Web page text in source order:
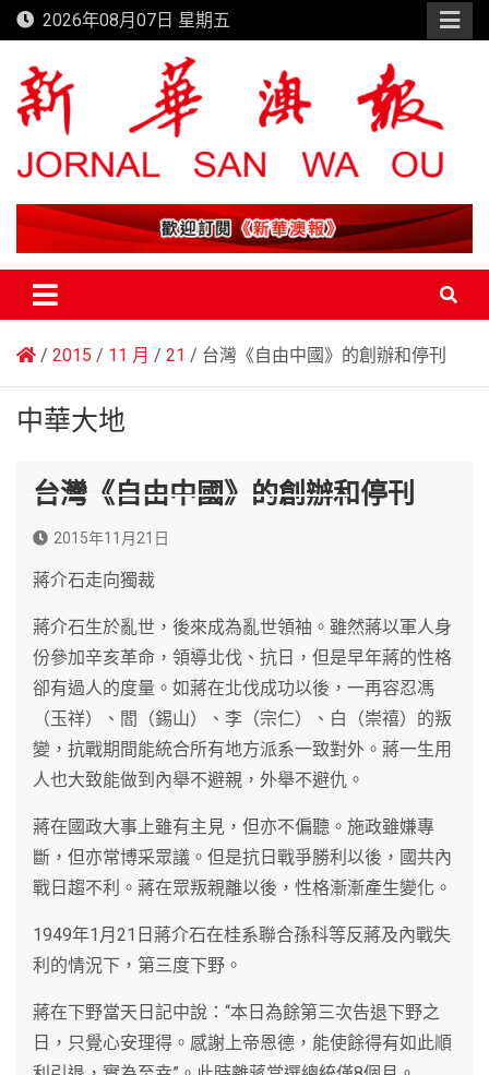
Skip
to
content
2026年08月07日 星期五
新華澳報
2015 11 月 21 台灣《自由中國》的創辦和停刊
中華大地
台灣《自由中國》的創辦和停刊
2015年11月21日
蔣介石走向獨裁
蔣介石生於亂世，後來成為亂世領袖。雖然蔣以軍人身
份參加辛亥革命，領導北伐、抗日，但是早年蔣的性格
卻有過人的度量。如蔣在北伐成功以後，一再容忍馮
（玉祥）、閻（錫山）、李（宗仁）、白（崇禧）的叛
變，抗戰期間能統合所有地方派系一致對外。蔣一生用
人也大致能做到內舉不避親，外舉不避仇。
蔣在國政大事上雖有主見，但亦不偏聽。施政雖嫌專
斷，但亦常博采眾議。但是抗日戰爭勝利以後，國共內
戰日趨不利。蔣在眾叛親離以後，性格漸漸產生變化。
1949年1月21日蔣介石在桂系聯合孫科等反蔣及內戰失
利的情況下，第三度下野。
蔣在下野當天日記中說：“本日為餘第三次告退下野之
日，只覺心安理得。感謝上帝恩德，能使餘得有如此順